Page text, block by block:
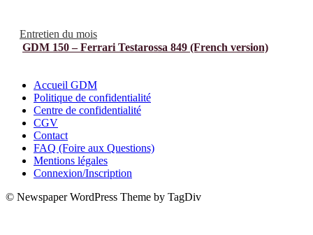
Entretien du mois
GDM 150 – Ferrari Testarossa 849 (French version)
Accueil GDM
Politique de confidentialité
Centre de confidentialité
CGV
Contact
FAQ (Foire aux Questions)
Mentions légales
Connexion/Inscription
© Newspaper WordPress Theme by TagDiv